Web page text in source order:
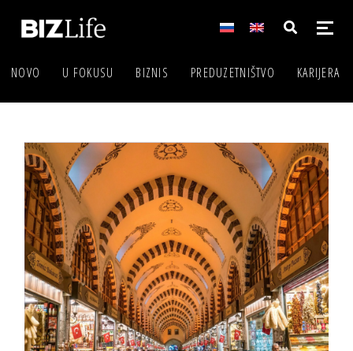
NOVO U FOKUSU BIZNIS PREDUZETNIŠTVO KARIJERA